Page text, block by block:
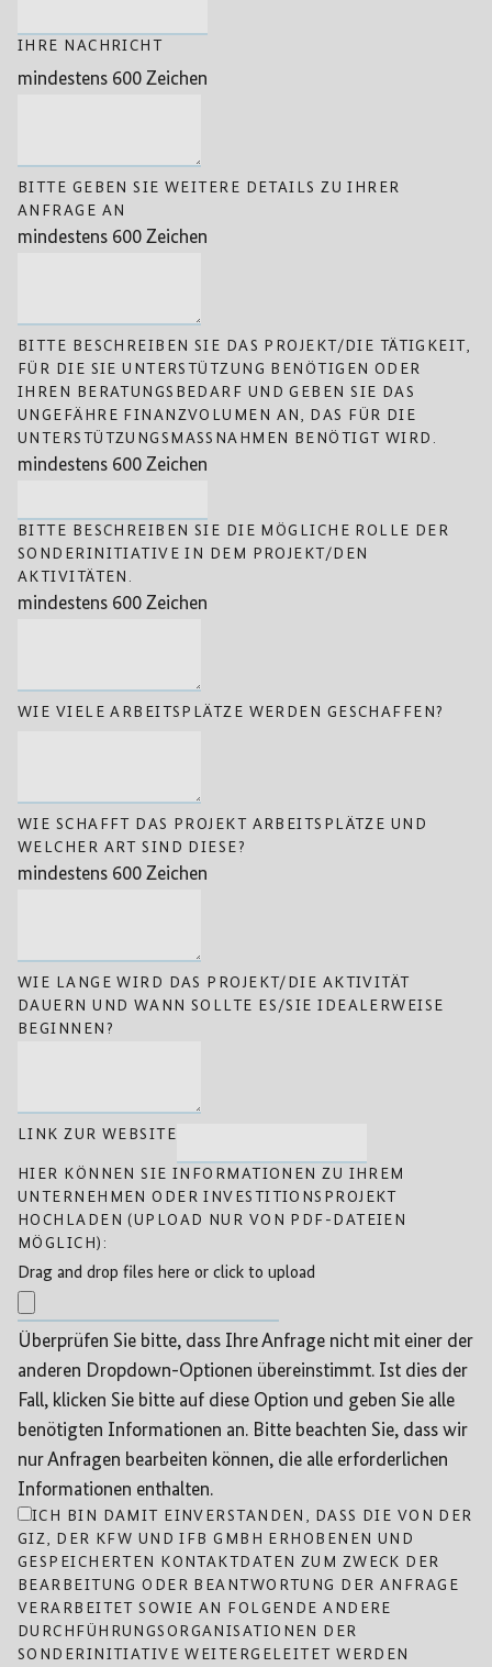
IHRE NACHRICHT
mindestens 600 Zeichen
BITTE GEBEN SIE WEITERE DETAILS ZU IHRER
ANFRAGE AN
mindestens 600 Zeichen
BITTE BESCHREIBEN SIE DAS PROJEKT/DIE TÄTIGKEIT,
FÜR DIE SIE UNTERSTÜTZUNG BENÖTIGEN ODER
IHREN BERATUNGSBEDARF UND GEBEN SIE DAS
UNGEFÄHRE FINANZVOLUMEN AN, DAS FÜR DIE
UNTERSTÜTZUNGSMASSNAHMEN BENÖTIGT WIRD.
mindestens 600 Zeichen
BITTE BESCHREIBEN SIE DIE MÖGLICHE ROLLE DER
SONDERINITIATIVE IN DEM PROJEKT/DEN
AKTIVITÄTEN.
mindestens 600 Zeichen
WIE VIELE ARBEITSPLÄTZE WERDEN GESCHAFFEN?
WIE SCHAFFT DAS PROJEKT ARBEITSPLÄTZE UND
WELCHER ART SIND DIESE?
mindestens 600 Zeichen
WIE LANGE WIRD DAS PROJEKT/DIE AKTIVITÄT
DAUERN UND WANN SOLLTE ES/SIE IDEALERWEISE
BEGINNEN?
LINK ZUR WEBSITE
HIER KÖNNEN SIE INFORMATIONEN ZU IHREM
UNTERNEHMEN ODER INVESTITIONSPROJEKT
HOCHLADEN (UPLOAD NUR VON PDF-DATEIEN
MÖGLICH):
Drag and drop files here or click to upload
Überprüfen Sie bitte, dass Ihre Anfrage nicht mit einer der
anderen Dropdown-Optionen übereinstimmt. Ist dies der
Fall, klicken Sie bitte auf diese Option und geben Sie alle
benötigten Informationen an. Bitte beachten Sie, dass wir
nur Anfragen bearbeiten können, die alle erforderlichen
Informationen enthalten.
ICH BIN DAMIT EINVERSTANDEN, DASS DIE VON DER
GIZ, DER KFW UND IFB GMBH ERHOBENEN UND
GESPEICHERTEN KONTAKTDATEN ZUM ZWECK DER
BEARBEITUNG ODER BEANTWORTUNG DER ANFRAGE
VERARBEITET SOWIE AN FOLGENDE ANDERE
DURCHFÜHRUNGSORGANISATIONEN DER
SONDERINITIATIVE WEITERGELEITET WERDEN